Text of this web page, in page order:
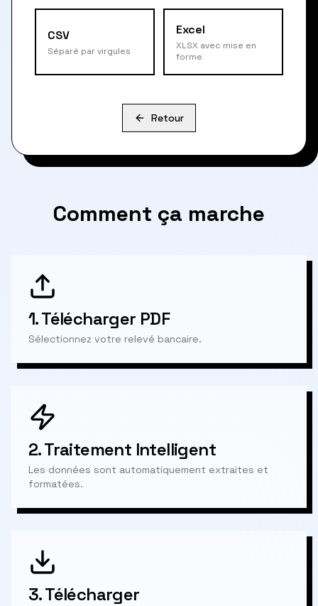
CSV
Séparé par virgules
Excel
XLSX avec mise en
forme
Retour
Comment ça marche
1.Télécharger PDF
Sélectionnez votre relevé bancaire.
2.Traitement Intelligent
Les données sont automatiquement extraites et
formatées.
3.Télécharger